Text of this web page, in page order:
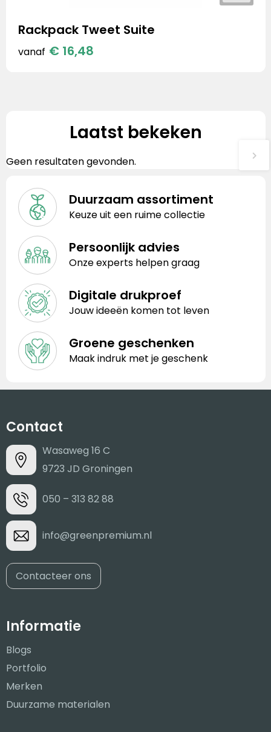
Rackpack Tweet Suite
vanaf € 16,48
Laatst bekeken
Geen resultaten gevonden.
Duurzaam assortiment
Keuze uit een ruime collectie
Persoonlijk advies
Onze experts helpen graag
Digitale drukproef
Jouw ideeën komen tot leven
Groene geschenken
Maak indruk met je geschenk
Contact
Wasaweg 16 C
9723 JD Groningen
050 – 313 82 88
info@greenpremium.nl
Contacteer ons
Informatie
Blogs
Portfolio
Merken
Duurzame materialen